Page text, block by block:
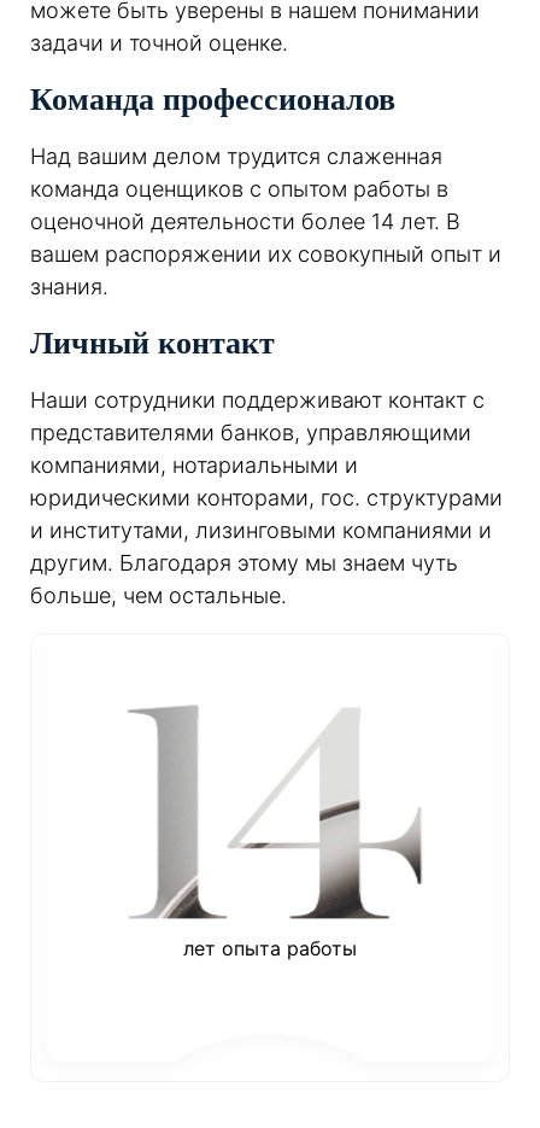
можете быть уверены в нашем понимании
задачи и точной оценке.
Команда профессионалов
Над вашим делом трудится слаженная
команда оценщиков с опытом работы в
оценочной деятельности более 14 лет. В
вашем распоряжении их совокупный опыт и
знания.
Личный контакт
Наши сотрудники поддерживают контакт с
представителями банков, управляющими
компаниями, нотариальными и
юридическими конторами, гос. структурами
и институтами, лизинговыми компаниями и
другим. Благодаря этому мы знаем чуть
больше, чем остальные.
лет опыта работы